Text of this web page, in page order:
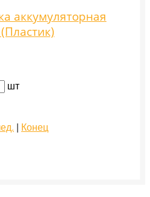
аккумуляторная
шт
| Конец